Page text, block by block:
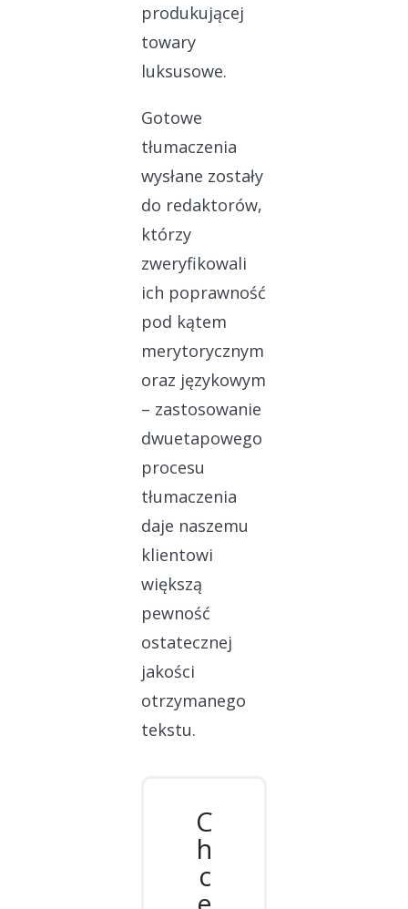
produkującej
towary
luksusowe.
Gotowe
tłumaczenia
wysłane zostały
do redaktorów,
którzy
zweryfikowali
ich poprawność
pod kątem
merytorycznym
oraz językowym
– zastosowanie
dwuetapowego
procesu
tłumaczenia
daje naszemu
klientowi
większą
pewność
ostatecznej
jakości
otrzymanego
tekstu.
C
h
c